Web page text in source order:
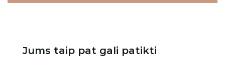
Jums taip pat gali patikti